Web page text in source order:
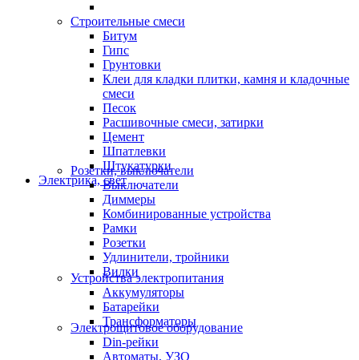
Строительные смеси
Битум
Гипс
Грунтовки
Клеи для кладки плитки, камня и кладочные
смеси
Песок
Расшивочные смеси, затирки
Цемент
Шпатлевки
Штукатурки
Электрика, свет
Розетки, выключатели
Выключатели
Диммеры
Комбинированные устройства
Рамки
Розетки
Удлинители, тройники
Вилки
Устройства электропитания
Аккумуляторы
Батарейки
Трансформаторы
Электрощитовое оборудование
Din-рейки
Автоматы, УЗО